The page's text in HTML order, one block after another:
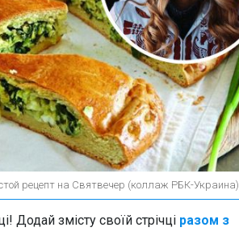
рецепт на Святвечер (коллаж РБК-Украина)
Додай змісту своїй стрічці разом з